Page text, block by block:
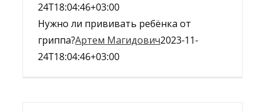
24T18:04:46+03:00
Нужно ли прививать ребёнка от
гриппа?Артем Магидович2023-11-
24T18:04:46+03:00